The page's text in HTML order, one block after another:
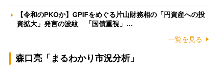
【令和のPKOか】GPIFをめぐる片山財務相の「円資産への投
資拡大」発言の波紋 「国債重視」…
一覧を見る
森口亮「まるわかり市況分析」